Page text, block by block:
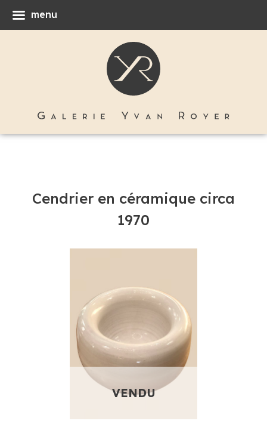
Cendrier en céramique circa
1970
menu